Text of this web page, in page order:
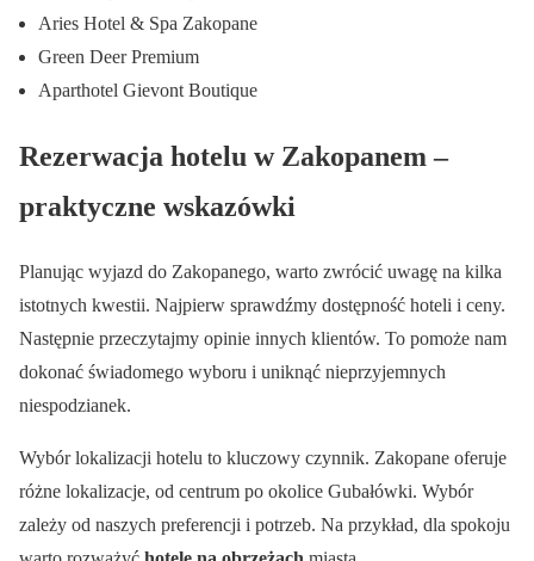
Aries Hotel & Spa Zakopane
Green Deer Premium
Aparthotel Gievont Boutique
Rezerwacja hotelu w Zakopanem –
praktyczne wskazówki
Planując wyjazd do Zakopanego, warto zwrócić uwagę na kilka
istotnych kwestii. Najpierw sprawdźmy dostępność hoteli i ceny.
Następnie przeczytajmy opinie innych klientów. To pomoże nam
dokonać świadomego wyboru i uniknąć nieprzyjemnych
niespodzianek.
Wybór lokalizacji hotelu to kluczowy czynnik. Zakopane oferuje
różne lokalizacje, od centrum po okolice Gubałówki. Wybór
zależy od naszych preferencji i potrzeb. Na przykład, dla spokoju